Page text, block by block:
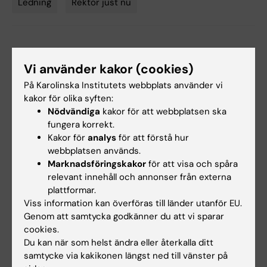
Ledning Rektor just nu
Uppdaterad av:
KI Kommunikati…
2026-05-21
Innehållsgranskare:
Unknown user
Relaterat
Annika Östman Wernersons profilsida
Skapa kontakt med Annika Östman-Wernerson på
LinkedIn
Vi använder kakor (cookies)
På Karolinska Institutets webbplats använder vi
kakor för olika syften:
Nödvändiga kakor för att webbplatsen ska
fungera korrekt.
Kakor för analys för att förstå hur
webbplatsen används.
Marknadsföringskakor för att visa och spåra
relevant innehåll och annonser från externa
plattformar.
Viss information kan överföras till länder utanför EU.
Genom att samtycka godkänner du att vi sparar
cookies.
Du kan när som helst ändra eller återkalla ditt
samtycke via kakikonen längst ned till vänster på